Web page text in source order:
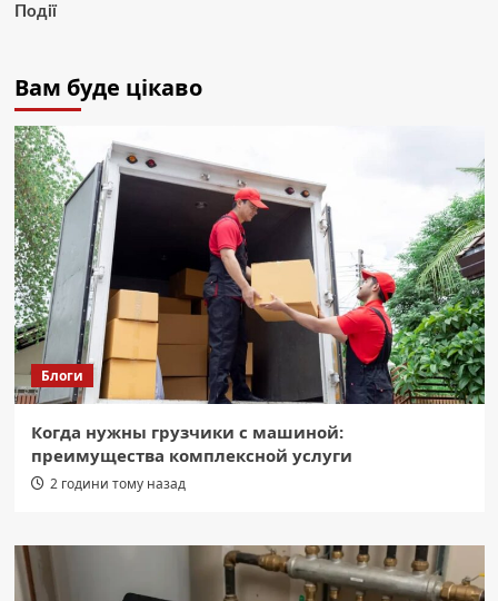
Події
Вам буде цікаво
Блоги
Когда нужны грузчики с машиной:
преимущества комплексной услуги
2 години тому назад